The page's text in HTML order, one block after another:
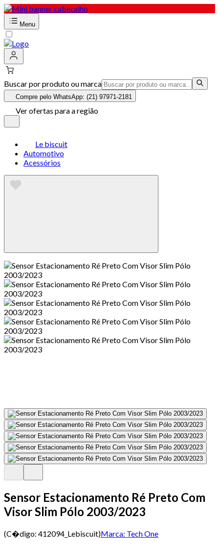
Menu
Buscar por produto ou marca
Compre pelo WhatsApp: (21) 97971-2181
Ver ofertas para a região
Le biscuit
Automotivo
Acessórios
Sensor Estacionamento Ré Preto Com
Visor Slim Pólo 2003/2023
(C�digo: 412094_Lebiscuit)Marca: Tech One